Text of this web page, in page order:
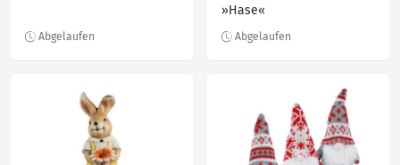
»Hase«